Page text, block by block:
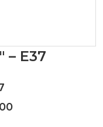
– E37